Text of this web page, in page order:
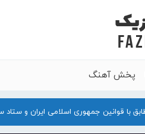
پخش آهنگ
با قوانین جمهوری اسلامی ایران و